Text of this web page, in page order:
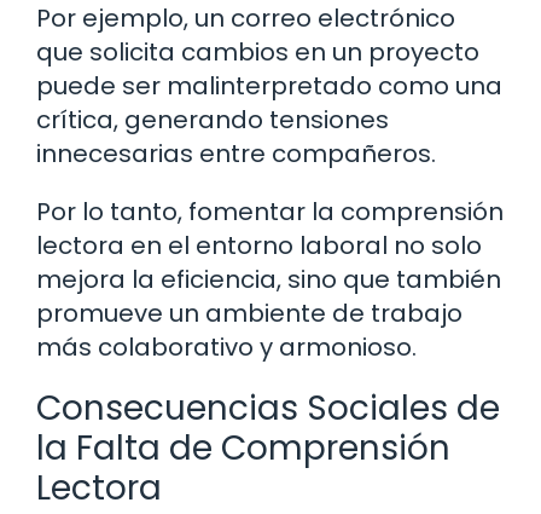
Por ejemplo, un correo electrónico
que solicita cambios en un proyecto
puede ser malinterpretado como una
crítica, generando tensiones
innecesarias entre compañeros.
Por lo tanto, fomentar la comprensión
lectora en el entorno laboral no solo
mejora la eficiencia, sino que también
promueve un ambiente de trabajo
más colaborativo y armonioso.
Consecuencias Sociales de
la Falta de Comprensión
Lectora